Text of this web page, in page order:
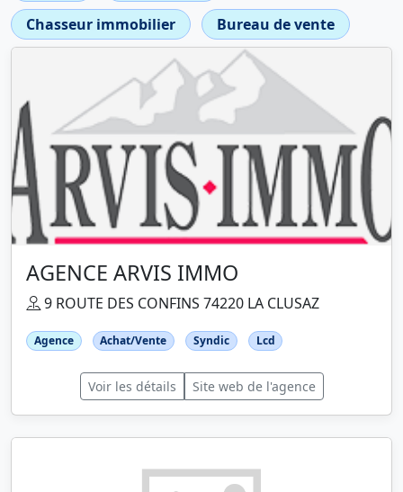
Chasseur immobilier
Bureau de vente
AGENCE ARVIS IMMO
9 ROUTE DES CONFINS 74220 LA CLUSAZ
Agence Achat/Vente Syndic Lcd
Voir les détails Site web de l'agence